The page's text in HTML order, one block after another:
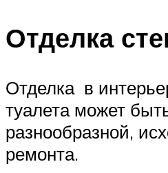
Отделка
Отделка в
туалета может
разнообразной,
ремонта.